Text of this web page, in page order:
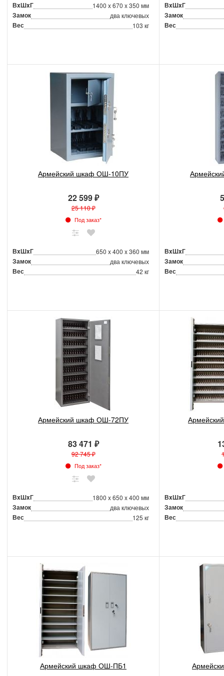
ВxШxГ 1400 x 670 x 350 мм
Замок два ключевых
Вес 103 кг
ВxШxГ
Замок
Вес
Армейский шкаф ОШ-10ПУ
22 599 ₽
25 110 ₽
Под заказ*
ВxШxГ 650 x 400 x 360 мм
Замок два ключевых
Вес 42 кг
ВxШxГ
Замок
Вес
Армейский шкаф ОШ-72ПУ
83 471 ₽
92 745 ₽
Под заказ*
ВxШxГ 1800 x 650 x 400 мм
Замок два ключевых
Вес 125 кг
ВxШxГ
Замок
Вес
Армейский шкаф ОШ-ПБ1